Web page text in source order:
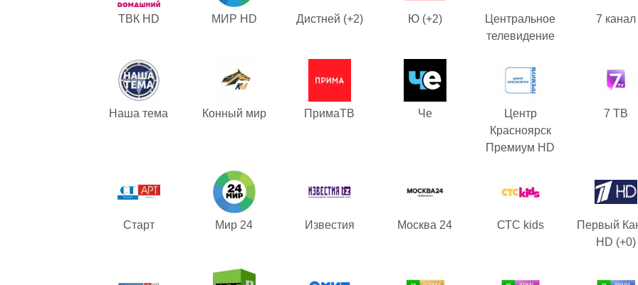
ТВК HD МИР HD Дистней (+2) Ю (+2)
Центральное
телевидение
7 канал
Наша тема Конный мир ПримаТВ Че
Центр
Красноярск
Премиум HD
7 ТВ
Старт Мир 24 Известия Москва 24 СТС kids
Первый
HD (+0)